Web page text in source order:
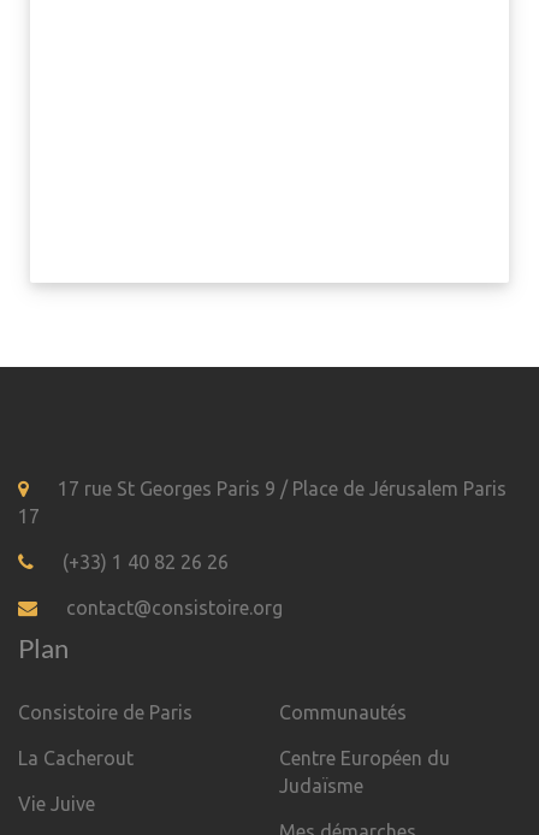
17 rue St Georges Paris 9 / Place de Jérusalem Paris
17
(+33) 1 40 82 26 26
contact@consistoire.org
Plan
Consistoire de Paris
La Cacherout
Vie Juive
Communautés
Centre Européen du
Judaïsme